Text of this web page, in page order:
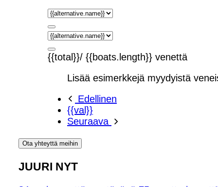
{{total}}/ {{boats.length}} venettä
Lisää esimerkkejä myydyistä
Edellinen
{{val}}
Seuraava
Ota yhteyttä meihin
JUURI NYT